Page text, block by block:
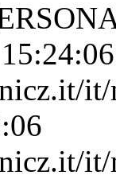
it/
it/